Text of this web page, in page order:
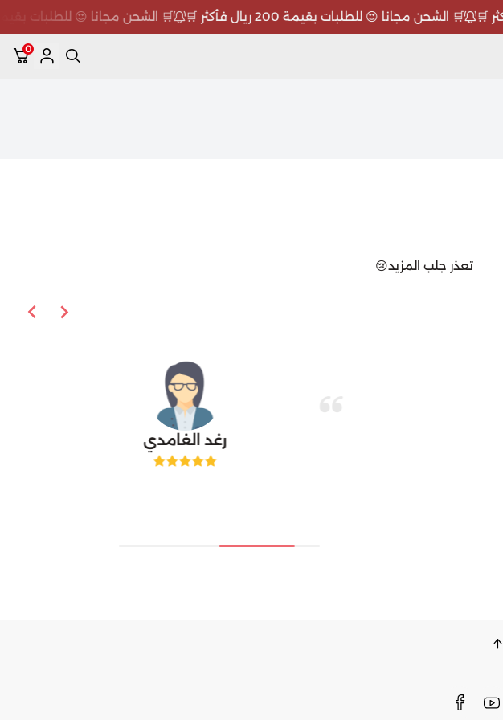
🛒 الشحن مجانا 😍 للطلبات بقيمة 200 ريال فأكثر 🛒 🛒 الشحن مجانا 😍 للطلبات بقيمة 200 ريال فأكثر
0
تعذر جلب المزيد😢
رغد الغامدي